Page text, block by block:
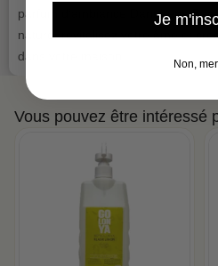
parfum d’ambiance Danuhepa
nature, revitalisez votre âme et
dans votre maison.
Vous pouvez être intéressé
Je
Non,